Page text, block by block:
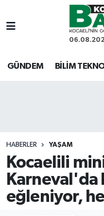
GÜNDEM BİLİM
HABERLER YAŞAM
Kocaelili
Karneval'da
eğleniyor,
Kocaeli Nöbetçi
Kocaeli Hava
Son Dakika
Haber Arşivi